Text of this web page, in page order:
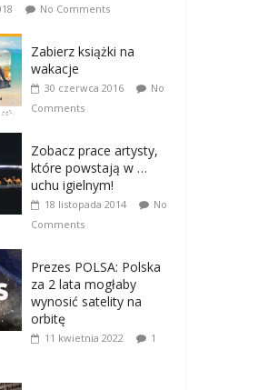
No Comments
Zabierz książki na
wakacje
30 czerwca 2016
No
Comments
Zobacz prace artysty,
które powstają w …
uchu igielnym!
18 listopada 2014
No
Comments
Prezes POLSA: Polska
za 2 lata mogłaby
wynosić satelity na
orbitę
11 kwietnia 2022
1